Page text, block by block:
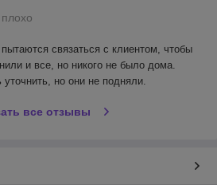
связаться с клиентом, чтобы
и все, но никого не было дома.
но они не подняли.
все отзывы